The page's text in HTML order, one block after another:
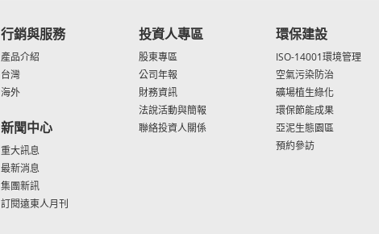
行銷與服務
產品介紹
台灣
海外
新聞中心
重大訊息
最新消息
集團新訊
訂閱遠東人月刊
投資人專區
股東專區
公司年報
財務資訊
法說活動與簡報
聯絡投資人關係
環保建設
ISO-14001環境管理
空氣污染防治
礦場植生綠化
環保節能成果
亞泥生態園區
預約參訪